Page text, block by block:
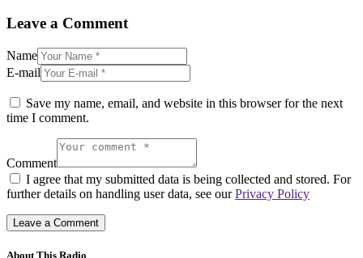
Leave a Comment
Name
E-mail
Save my name, email, and website in this browser for the next
time I comment.
Comment
I agree that my submitted data is being collected and stored. For
further details on handling user data, see ourPrivacy Policy
About This Radio